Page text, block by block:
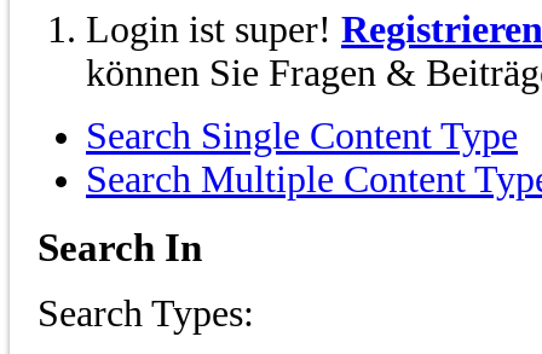
Login ist super! Registrieren
können Sie Fragen &
Search Single Content Type
Search Multiple Content
Search In
Search Types: